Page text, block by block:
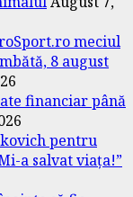
meciul
8 august
financiar până
pentru
a salvat viața!”